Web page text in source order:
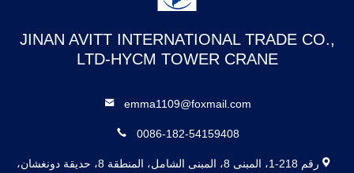
JINAN AVITT INTERNATIONAL TRADE CO.,
LTD-HYCM TOWER CRANE
emma1109@foxmail.com
0086-182-54159408
رقم 218-1، المبنى 8، المبنى الشامل، المنطقة 8، حديقة دونغشان،